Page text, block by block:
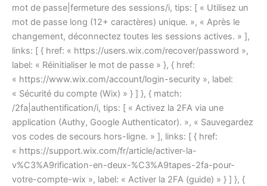
mot de passe|fermeture des sessions/i, tips: [ « Utilisez un
mot de passe long (12+ caractères) unique. », « Après le
changement, déconnectez toutes les sessions actives. » ],
links: [ { href: « https://users.wix.com/recover/password »,
label: « Réinitialiser le mot de passe » }, { href:
« https://www.wix.com/account/login-security », label:
« Sécurité du compte (Wix) » } ] }, { match:
/2fa|authentification/i, tips: [ « Activez la 2FA via une
application (Authy, Google Authenticator). », « Sauvegardez
vos codes de secours hors-ligne. » ], links: [ { href:
« https://support.wix.com/fr/article/activer-la-
v%C3%A9rification-en-deux-%C3%A9tapes-2fa-pour-
votre-compte-wix », label: « Activer la 2FA (guide) » } ] }, {